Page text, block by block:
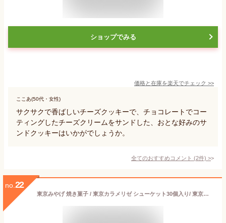
ショップでみる
価格と在庫を楽天でチェック >>
ここあ(50代・女性)
サクサクで香ばしいチーズクッキーで、チョコレートでコー
ティングしたチーズクリームをサンドした、おとな好みのサ
ンドクッキーはいかがでしょうか。
全てのおすすめコメント (2件) >
no. 22
東京みやげ 焼き菓子 / 東京カラメリゼ シューケット30個入り/ 東京土産 スイーツ ギフト 詰め合わせ 個包装 洋菓子 手土産 内祝 お返し プレゼント 御祝 御礼 結婚 出産 職場 会社 退職 日持ち あす楽 送料無料